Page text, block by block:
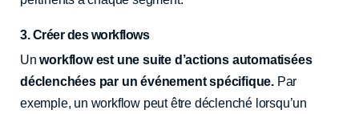
3. Créer des workflows
Unworkflow est une suite d’actions automatisées
déclenchées par un événement spécifique. Par
exemple, un workflow peut être déclenché lorsqu’un